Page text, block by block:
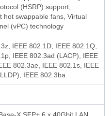
(HSRP) support,
hot swappable fans, Virtual
(vPC) technology
IEEE 802.1D, IEEE 802.1Q,
IEEE 802.3ad (LACP), IEEE
802.3ae, IEEE 802.1s, IEEE
IEEE 802.3ba